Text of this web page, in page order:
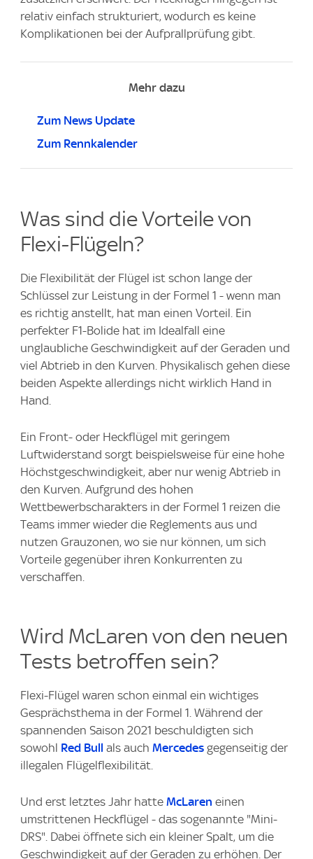
relativ einfach strukturiert, wodurch es keine
Komplikationen bei der Aufprallprüfung gibt.
Mehr dazu
Zum News Update
Zum Rennkalender
Was sind die Vorteile von
Flexi-Flügeln?
Die Flexibilität der Flügel ist schon lange der
Schlüssel zur Leistung in der Formel 1 - wenn man
es richtig anstellt, hat man einen Vorteil. Ein
perfekter F1-Bolide hat im Idealfall eine
unglaubliche Geschwindigkeit auf der Geraden und
viel Abtrieb in den Kurven. Physikalisch gehen diese
beiden Aspekte allerdings nicht wirklich Hand in
Hand.
Ein Front- oder Heckflügel mit geringem
Luftwiderstand sorgt beispielsweise für eine hohe
Höchstgeschwindigkeit, aber nur wenig Abtrieb in
den Kurven. Aufgrund des hohen
Wettbewerbscharakters in der Formel 1 reizen die
Teams immer wieder die Reglements aus und
nutzen Grauzonen, wo sie nur können, um sich
Vorteile gegenüber ihren Konkurrenten zu
verschaffen.
Wird McLaren von den neuen
Tests betroffen sein?
Flexi-Flügel waren schon einmal ein wichtiges
Gesprächsthema in der Formel 1. Während der
spannenden Saison 2021 beschuldigten sich
sowohl Red Bull als auch Mercedes gegenseitig der
illegalen Flügelflexibilität.
Und erst letztes Jahr hatte McLaren einen
umstrittenen Heckflügel - das sogenannte "Mini-
DRS". Dabei öffnete sich ein kleiner Spalt, um die
Geschwindigkeit auf der Geraden zu erhöhen. Der